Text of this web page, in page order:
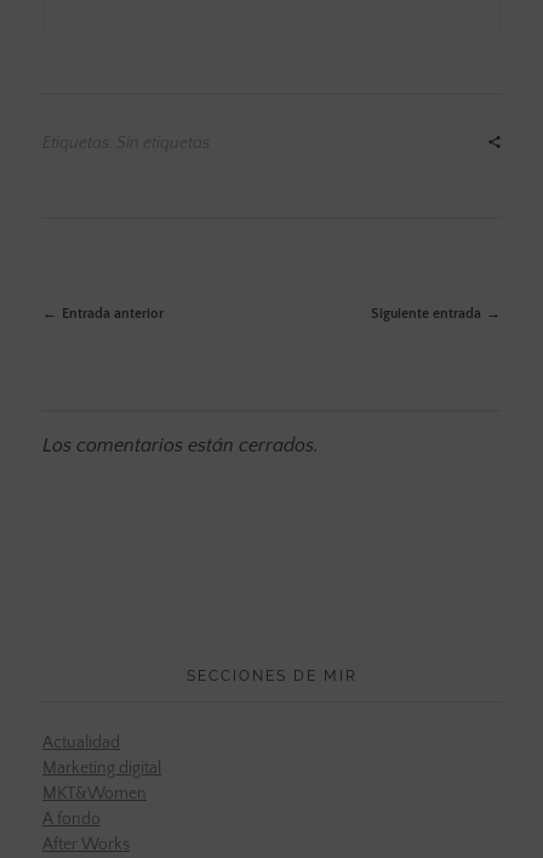
Etiquetas: Sin etiquetas
Entrada anterior Siguiente entrada
Los comentarios están cerrados.
SECCIONES DE MIR
Actualidad
Marketing digital
MKT&Women
A fondo
After Works